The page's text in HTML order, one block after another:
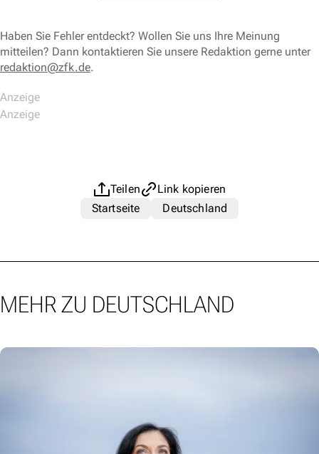
Haben Sie Fehler entdeckt? Wollen Sie uns Ihre Meinung
mitteilen? Dann kontaktieren Sie unsere Redaktion gerne unter
redaktion@zfk.de.
Teilen
Link kopieren
Startseite
Deutschland
MEHR ZU DEUTSCHLAND